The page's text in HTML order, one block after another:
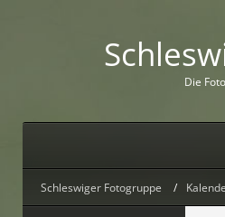
Die Foto
Schleswiger Fotogruppe